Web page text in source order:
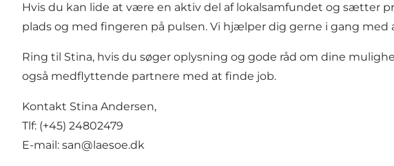
Hvis du kan lide at være en aktiv del af lokalsamfundet og sætter
plads og med fingeren på pulsen. Vi hjælper dig gerne i gang
Ring til Stina, hvis du søger oplysning og gode råd om dine
også medflyttende partnere med at finde job.
Kontakt Stina Andersen,
Tlf: (+45) 24802479
E-mail: san@laesoe.dk